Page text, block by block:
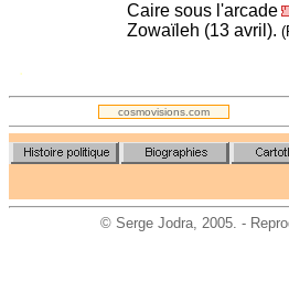
Caire sous l'arcade
Zowaïleh (13 avril).
.
cosmovisions.com
© Serge Jodra, 2005. -